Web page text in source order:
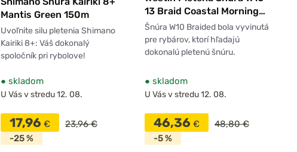
Mantis Green 150m
Uvoľnite silu pletenia Shimano
Kairiki 8+: Váš dokonalý
spoločník pri rybolove!
● skladom
U Vás v stredu 12. 08.
17,96 €
23,96 €
-25 %
13 Braid Coastal Morning
Mist 150m
Šnúra W10 Braided bola vyvinutá
pre rybárov, ktorí hľadajú
dokonalú pletenú šnúru.
● skladom
U Vás v stredu 12. 08.
46,36 €
48,80 €
-5 %